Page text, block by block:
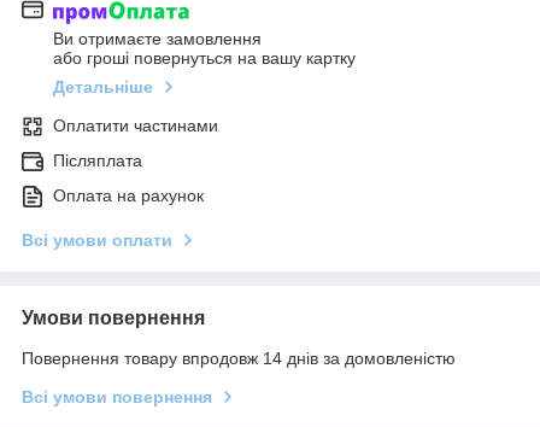
Ви отримаєте замовлення
або гроші повернуться на вашу картку
Детальніше
Оплатити частинами
Післяплата
Оплата на рахунок
Всі умови оплати
Умови повернення
Повернення товару впродовж 14 днів за домовленістю
Всі умови повернення